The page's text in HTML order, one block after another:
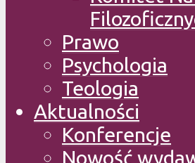
Prawo
Psychologia
Teologia
Aktualności
Konferencje
Nowość